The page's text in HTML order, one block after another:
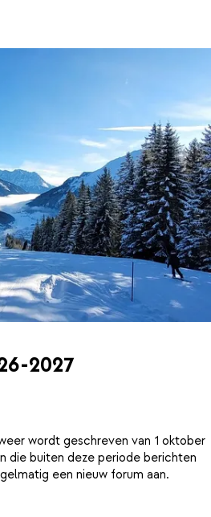
2027
wordt geschreven van 1 oktober
die buiten deze periode berichten
een nieuw forum aan.